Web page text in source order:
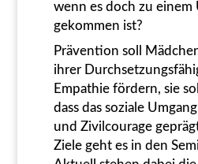
wenn es doch zu einem
gekommen ist?
Prävention soll
ihrer
Empathie fördern, sie
dass das soziale
und Zivilcourage
Ziele geht es in den